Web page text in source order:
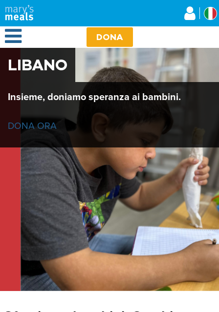
Salta
al
contenuto
principale
Open Menu DONA
LIBANO
Insieme, doniamo speranza ai bambini.
DONA ORA